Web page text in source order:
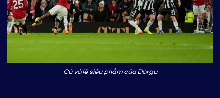
Cú vô lê siêu phẩm của Dorgu